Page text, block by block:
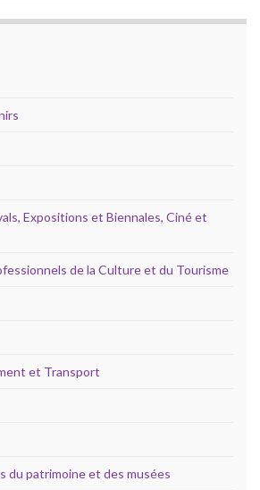
Expositions et Biennales, Ciné et
de la Culture et du Tourisme
et Transport
du patrimoine et des musées